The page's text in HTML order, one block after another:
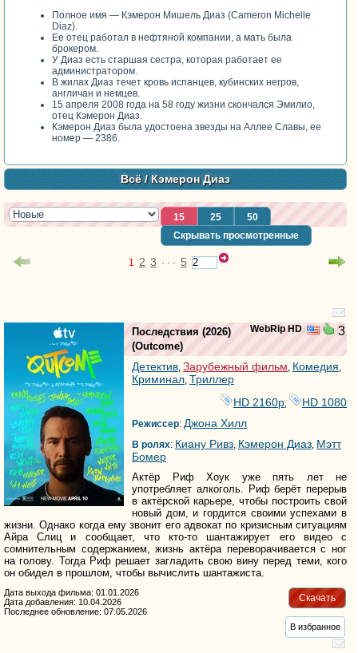
Полное имя — Кэмерон Мишель Диаз (Cameron Michelle
Diaz).
Ее отец работал в нефтяной компании, а мать была
брокером.
У Диаз есть старшая сестра, которая работает ее
администратором.
В жилах Диаз течет кровь испанцев, кубинских негров,
англичан и немцев.
15 апреля 2008 года на 58 году жизни скончался Эмилио,
отец Кэмерон Диаз.
Кэмерон Диаз была удостоена звезды на Аллее Славы, ее
номер — 2386.
Всё/ Кэмерон Диаз
15 25
50
Скрывать просмотренные
1 2 3 · · · 5
WebRip HD 3
Последствия (2026)
(Outcome)
Детектив, Зарубежный фильм, Комедия,
Криминал, Триллер
HD 2160р
HD 1080
Режиссер: Джона Хилл
В ролях: Киану Ривз, Кэмерон Диаз, Мэтт
Бомер
Актёр Риф Хоук уже пять лет не
употребляет алкоголь. Риф берёт перерыв
в актёрской карьере, чтобы построить свой
новый дом, и гордится своими успехами в
жизни. Однако когда ему звонит его адвокат по кризисным ситуациям
Айра Слиц и сообщает, что кто-то шантажирует его видео с
сомнительным содержанием, жизнь актёра переворачивается с ног
на голову. Тогда Риф решает загладить свою вину перед теми, кого
он обидел в прошлом, чтобы вычислить шантажиста.
Скачать
Дата выхода фильма: 01.01.2026
Дата добавления: 10.04.2026
Последнее обновление: 07.05.2026
В избранное